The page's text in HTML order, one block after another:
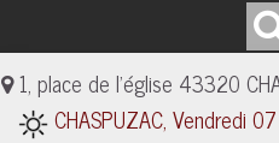
1, place de l'église 43320
CHASPUZAC, Vendredi